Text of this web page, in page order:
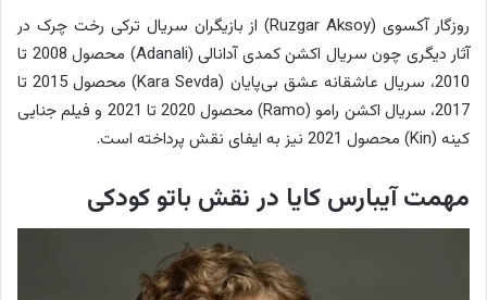
روزگار آکسوی (Ruzgar Aksoy) از بازیگران سریال ترکی رخت چرک در
آثار دیگری چون سریال اکشن کمدی آدانالی (Adanali) محصول 2008 تا
2010، سریال عاشقانه عشق بی‌پایان (Kara Sevda) محصول 2015 تا
2017، سریال اکشن رامو (Ramo) محصول 2020 تا 2021 و فیلم جنایی
کینه (Kin) محصول 2021 نیز به ایفای نقش پرداخته است.
مهمت آیبارس کایا در نقش باتو کودکی